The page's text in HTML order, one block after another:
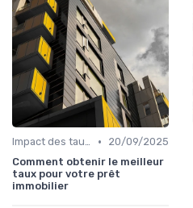
Impact des taux d'intérêt •
20/09/2025
Comment obtenir le meilleur
taux pour votre prêt
immobilier